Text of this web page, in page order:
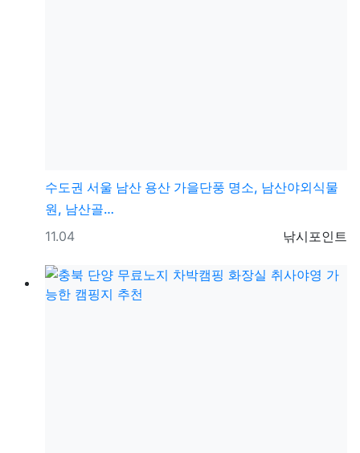
수도권 서울 남산 용산 가을단풍 명소, 남산야외식물
원, 남산골…
등록자
낚시포인트
등록일
11.04